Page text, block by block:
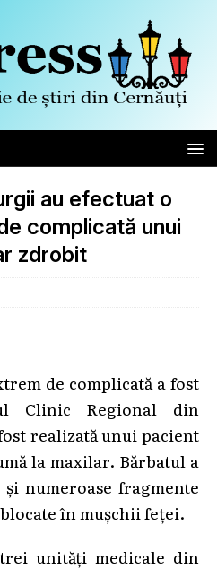
au efectuat o
complicată unui
zdrobit
de complicată a fost
Clinic Regional din
realizată unui pacient
la maxilar. Bărbatul a
numeroase fragmente
în mușchii feței.
unități medicale din